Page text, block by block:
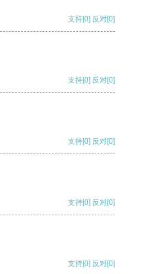
支持[0] 反对[0]
支持[0] 反对[0]
支持[0] 反对[0]
支持[0] 反对[0]
支持[0] 反对[0]